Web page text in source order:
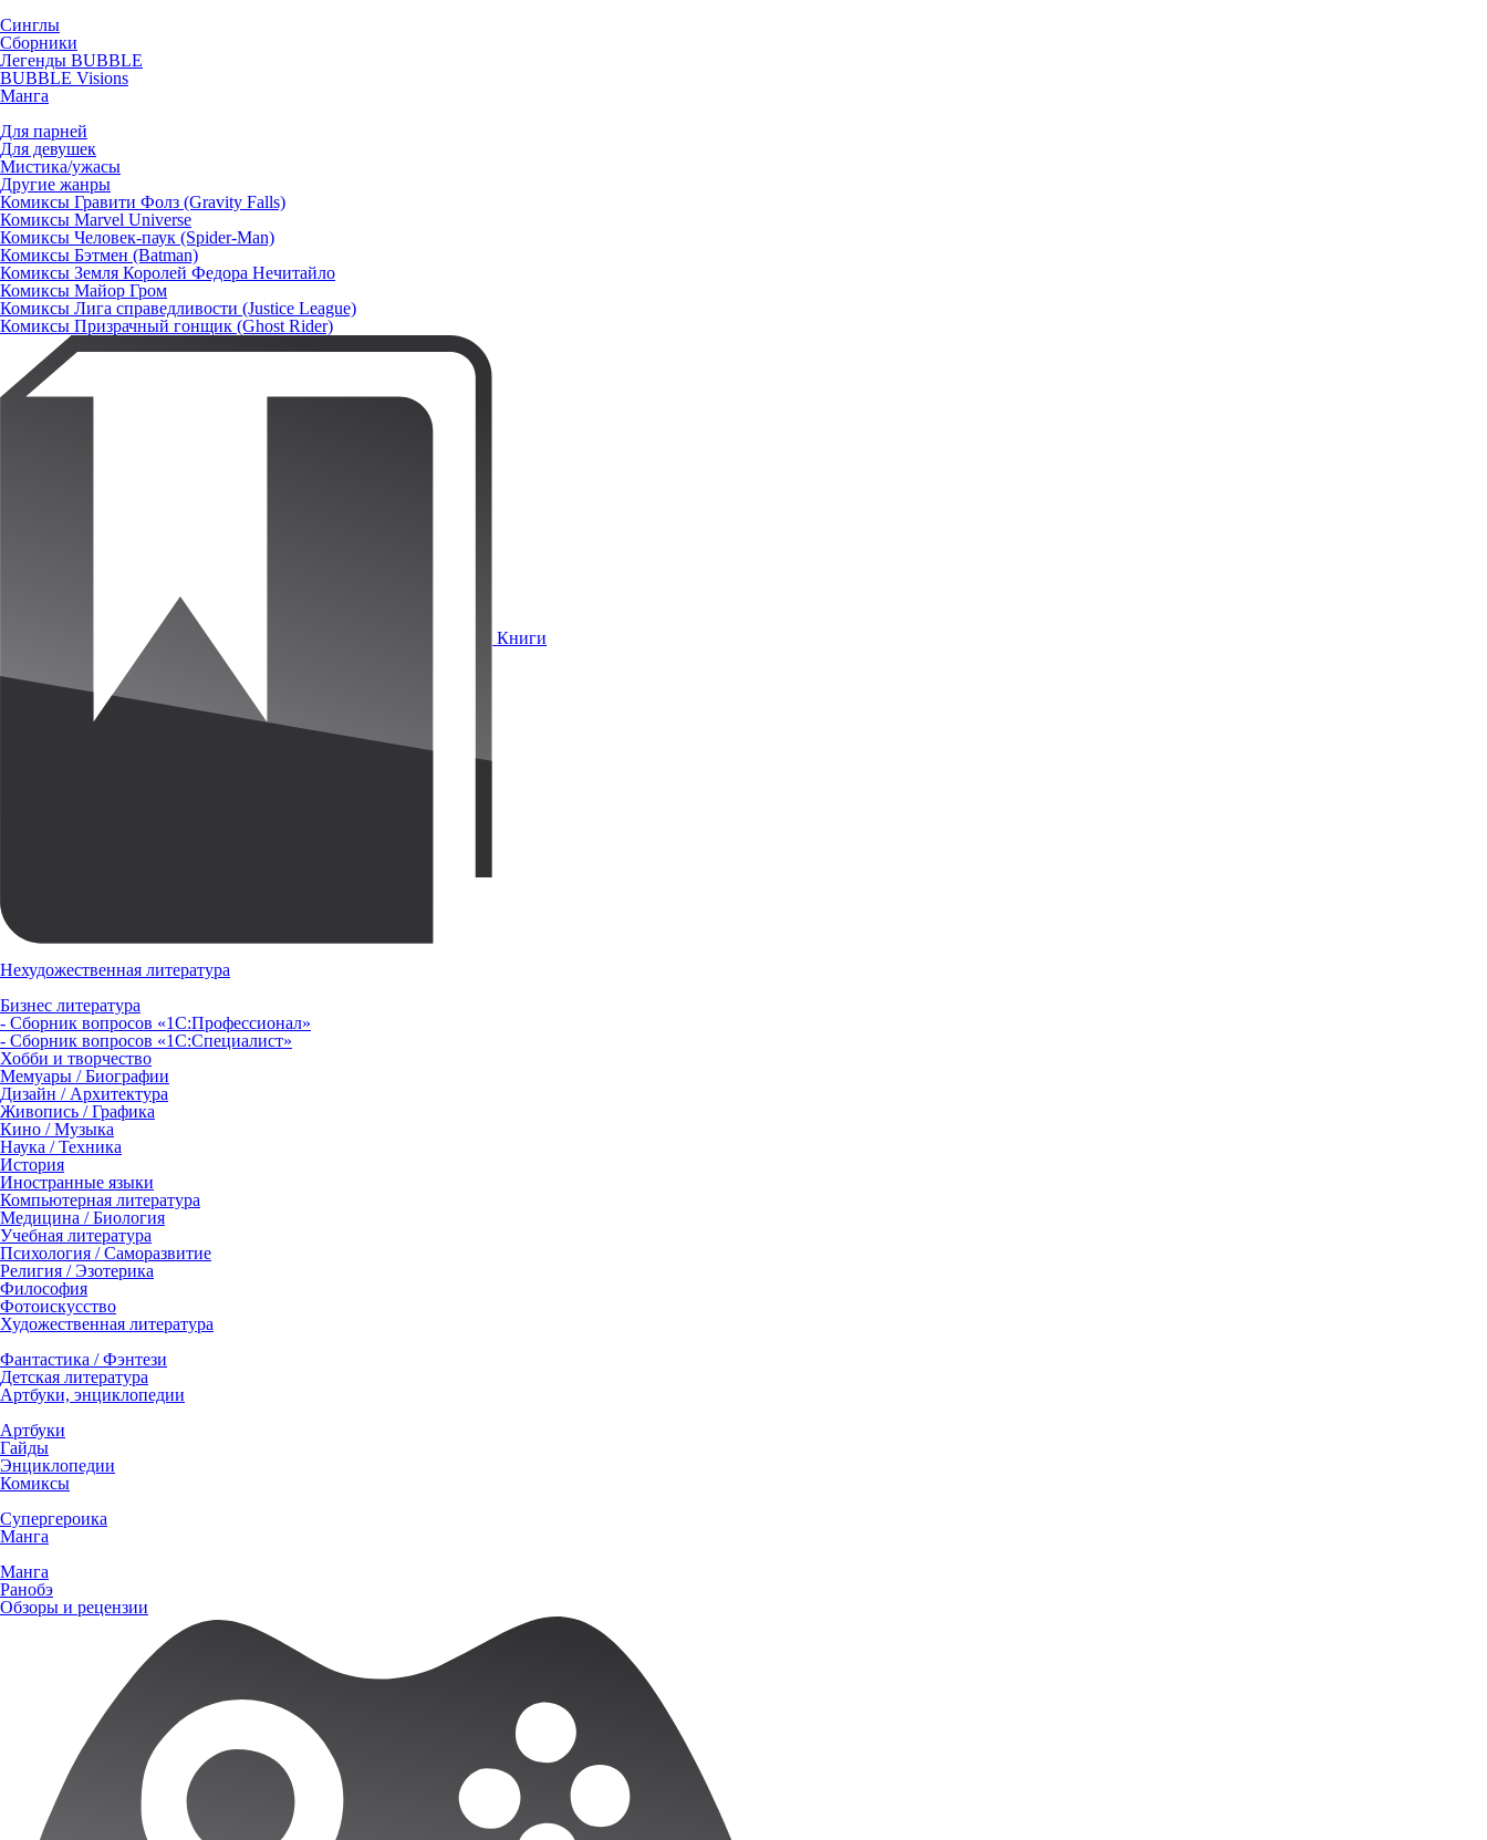
Синглы
Сборники
Легенды BUBBLE
BUBBLE Visions
Манга
Для парней
Для девушек
Мистика/ужасы
Другие жанры
Комиксы Гравити Фолз (Gravity Falls)
Комиксы Marvel Universe
Комиксы Человек-паук (Spider-Man)
Комиксы Бэтмен (Batman)
Комиксы Земля Королей Федора Нечитайло
Комиксы Майор Гром
Комиксы Лига справедливости (Justice League)
Комиксы Призрачный гонщик (Ghost Rider)
Книги
Нехудожественная литература
Бизнес литература
- Сборник вопросов «1С:Профессионал»
- Сборник вопросов «1С:Специалист»
Хобби и творчество
Мемуары / Биографии
Дизайн / Архитектура
Живопись / Графика
Кино / Музыка
Наука / Техника
История
Иностранные языки
Компьютерная литература
Медицина / Биология
Учебная литература
Психология / Саморазвитие
Религия / Эзотерика
Философия
Фотоискусство
Художественная литература
Фантастика / Фэнтези
Детская литература
Артбуки, энциклопедии
Артбуки
Гайды
Энциклопедии
Комиксы
Супергероика
Манга
Манга
Ранобэ
Обзоры и рецензии